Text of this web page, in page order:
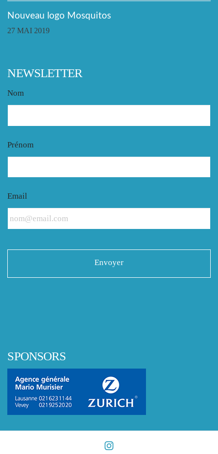
Nouveau logo Mosquitos
27 MAI 2019
NEWSLETTER
Nom
Prénom
Email
SPONSORS